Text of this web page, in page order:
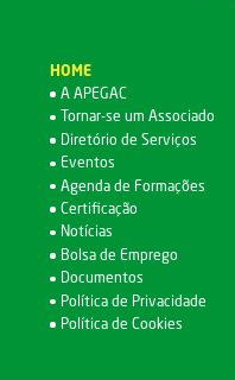
HOME
A APEGAC
Tornar-se um Associado
Diretório de Serviços
Eventos
Agenda de Formações
Certificação
Notícias
Bolsa de Emprego
Documentos
Política de Privacidade
Política de Cookies